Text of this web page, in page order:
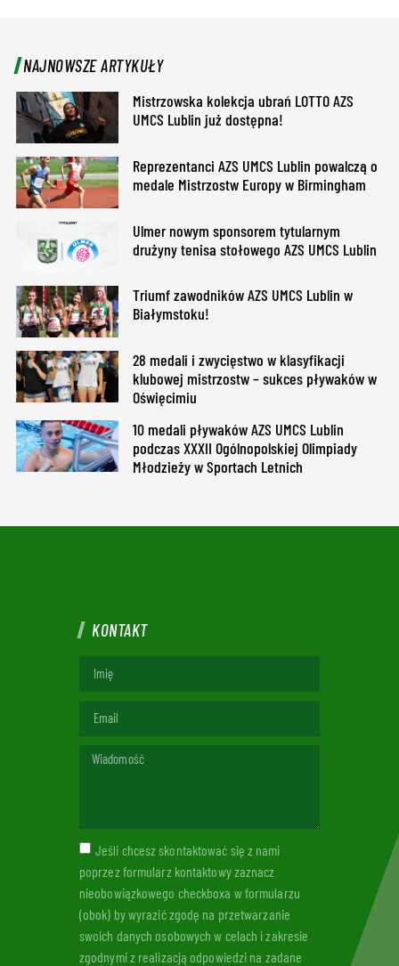
NAJNOWSZE ARTYKUŁY
Mistrzowska kolekcja ubrań LOTTO AZS
UMCS Lublin już dostępna!
Reprezentanci AZS UMCS Lublin powalczą o
medale Mistrzostw Europy w Birmingham
Ulmer nowym sponsorem tytularnym
drużyny tenisa stołowego AZS UMCS Lublin
Triumf zawodników AZS UMCS Lublin w
Białymstoku!
28 medali i zwycięstwo w klasyfikacji
klubowej mistrzostw – sukces pływaków w
Oświęcimiu
10 medali pływaków AZS UMCS Lublin
podczas XXXII Ogólnopolskiej Olimpiady
Młodzieży w Sportach Letnich
KONTAKT
Jeśli chcesz skontaktować się z nami
poprzez formularz kontaktowy zaznacz
nieobowiązkowego checkboxa w formularzu
(obok) by wyrazić zgodę na przetwarzanie
swoich danych osobowych w celach i zakresie
zgodnymi z realizacją odpowiedzi na zadane